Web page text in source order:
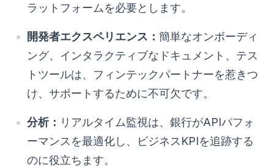
ラットフォームを必要とします。
開発者エクスペリエンス： 簡単なオンボーディ
ング、インタラクティブなドキュメント、テス
トツールは、フィンテックパートナーを惹きつ
け、サポートするために不可欠です。
分析： リアルタイム監視は、銀行がAPIパフォ
ーマンスを最適化し、ビジネスKPIを追跡する
のに役立ちます。